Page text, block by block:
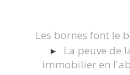
Les bornes font le
La peuve de
immobilier en